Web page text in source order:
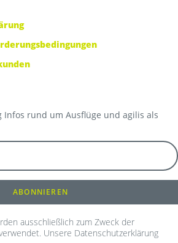
Infos rund um Ausflüge und agilis als
ausschließlich zum Zweck der
Unsere Datenschutzerklärung